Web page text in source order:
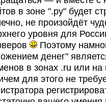
в зоне ".ру" будет
не произойдёт
уровня для
Поэтому
денег"
в зонах .ru или на
для этого не